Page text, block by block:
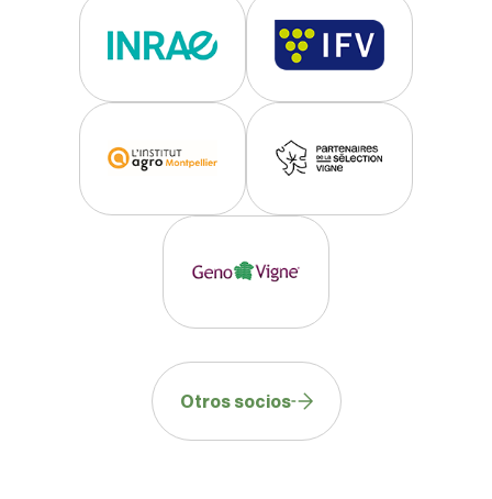
Otros socios